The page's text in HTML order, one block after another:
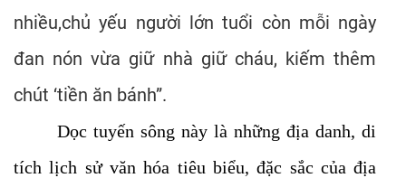
nhiều,chủ yếu người lớn tuổi còn mỗi ngày
đan nón vừa giữ nhà giữ cháu, kiếm thêm
chút ‘tiền ăn bánh”.
Dọc tuyến sông này là những địa danh, di
tích lịch sử văn hóa tiêu biểu, đặc sắc của địa